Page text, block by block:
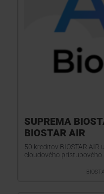
SUPREMA
BIOSTAR AIR
50 kreditov BIOSTAR
cloudového prístupového